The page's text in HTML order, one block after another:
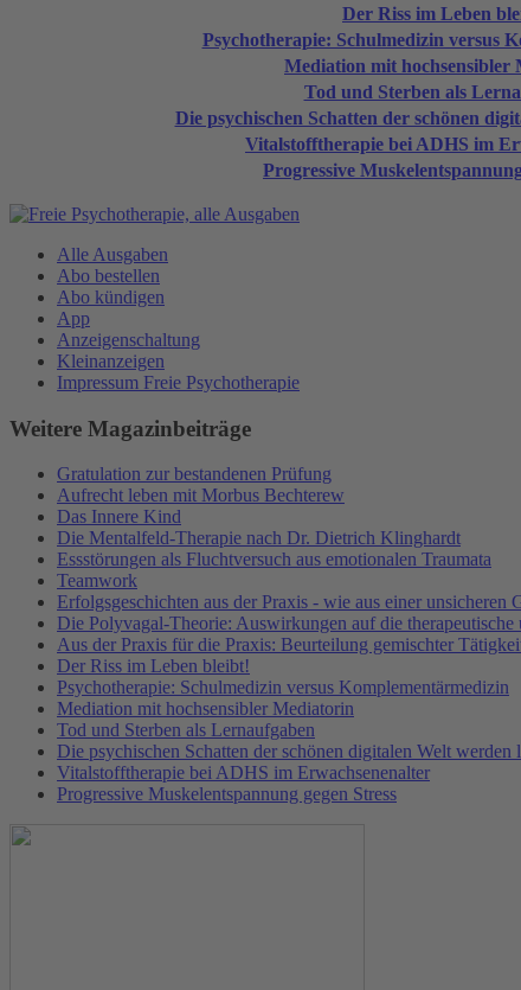
Der Riss im Leben
Psychotherapie: Schulmedizin versus
Mediation mit hochsensibler
Tod und Sterben als
Die psychischen Schatten der schönen
Vitalstofftherapie bei ADHS im
Progressive
Alle Ausgaben
Abo bestellen
Abo kündigen
App
Anzeigenschaltung
Kleinanzeigen
Impressum Freie Psychotherapie
Weitere Magazinbeiträge
Gratulation zur bestandenen Prüfung
Aufrecht leben mit Morbus Bechterew
Das Innere Kind
Die Mentalfeld-Therapie nach Dr. Dietrich Klinghardt
Essstörungen als Fluchtversuch aus emotionalen Traumata
Teamwork
Erfolgsgeschichten aus der Praxis - wie aus einer unsicheren
Die Polyvagal-Theorie: Auswirkungen auf die therapeutische
Aus der Praxis für die Praxis: Beurteilung gemischter
Der Riss im Leben bleibt!
Psychotherapie: Schulmedizin versus Komplementärmedizin
Mediation mit hochsensibler Mediatorin
Tod und Sterben als Lernaufgaben
Die psychischen Schatten der schönen digitalen Welt werden
Vitalstofftherapie bei ADHS im Erwachsenenalter
Progressive Muskelentspannung gegen Stress